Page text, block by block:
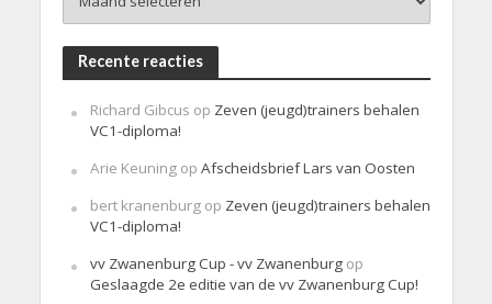
Recente reacties
Richard Gibcus op Zeven (jeugd)trainers behalen
VC1-diploma!
Arie Keuningop Afscheidsbrief Lars van Oosten
bert kranenburgop Zeven (jeugd)trainers behalen
VC1-diploma!
vv Zwanenburg Cup - vv Zwanenburgop
Geslaagde 2e editie van de vv Zwanenburg Cup!